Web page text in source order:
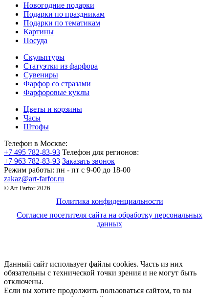
Новогодние подарки
Подарки по праздникам
Подарки по тематикам
Картины
Посуда
Скульптуры
Статуэтки из фарфора
Сувениры
Фарфор со стразами
Фарфоровые куклы
Цветы и корзины
Часы
Штофы
Телефон в Москве:
+7 495 782-83-93 Телефон для регионов:
+7 963 782-83-93 Заказать звонок
Режим работы: пн - пт c 9-00 до 18-00
zakaz@art-farfor.ru
© Art Farfor 2026
Политика конфиденциальности
Согласие посетителя сайта на обработку персональных
данных
Данный сайт использует файлы cookies. Часть из них
обязательны с технической точки зрения и не могут быть
отключены.
Если вы хотите продолжить пользоваться сайтом, то вы